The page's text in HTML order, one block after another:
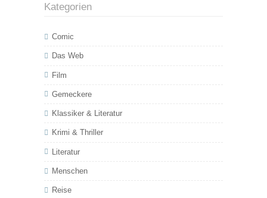
Kategorien
Comic
Das Web
Film
Gemeckere
Klassiker & Literatur
Krimi & Thriller
Literatur
Menschen
Reise